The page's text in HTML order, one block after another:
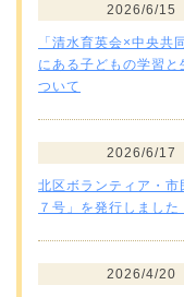
2026/6/15
「清水育英会×中央
にある子どもの学習
ついて
2026/6/17
北区ボランティア・
７号」を発行しました
2026/4/20